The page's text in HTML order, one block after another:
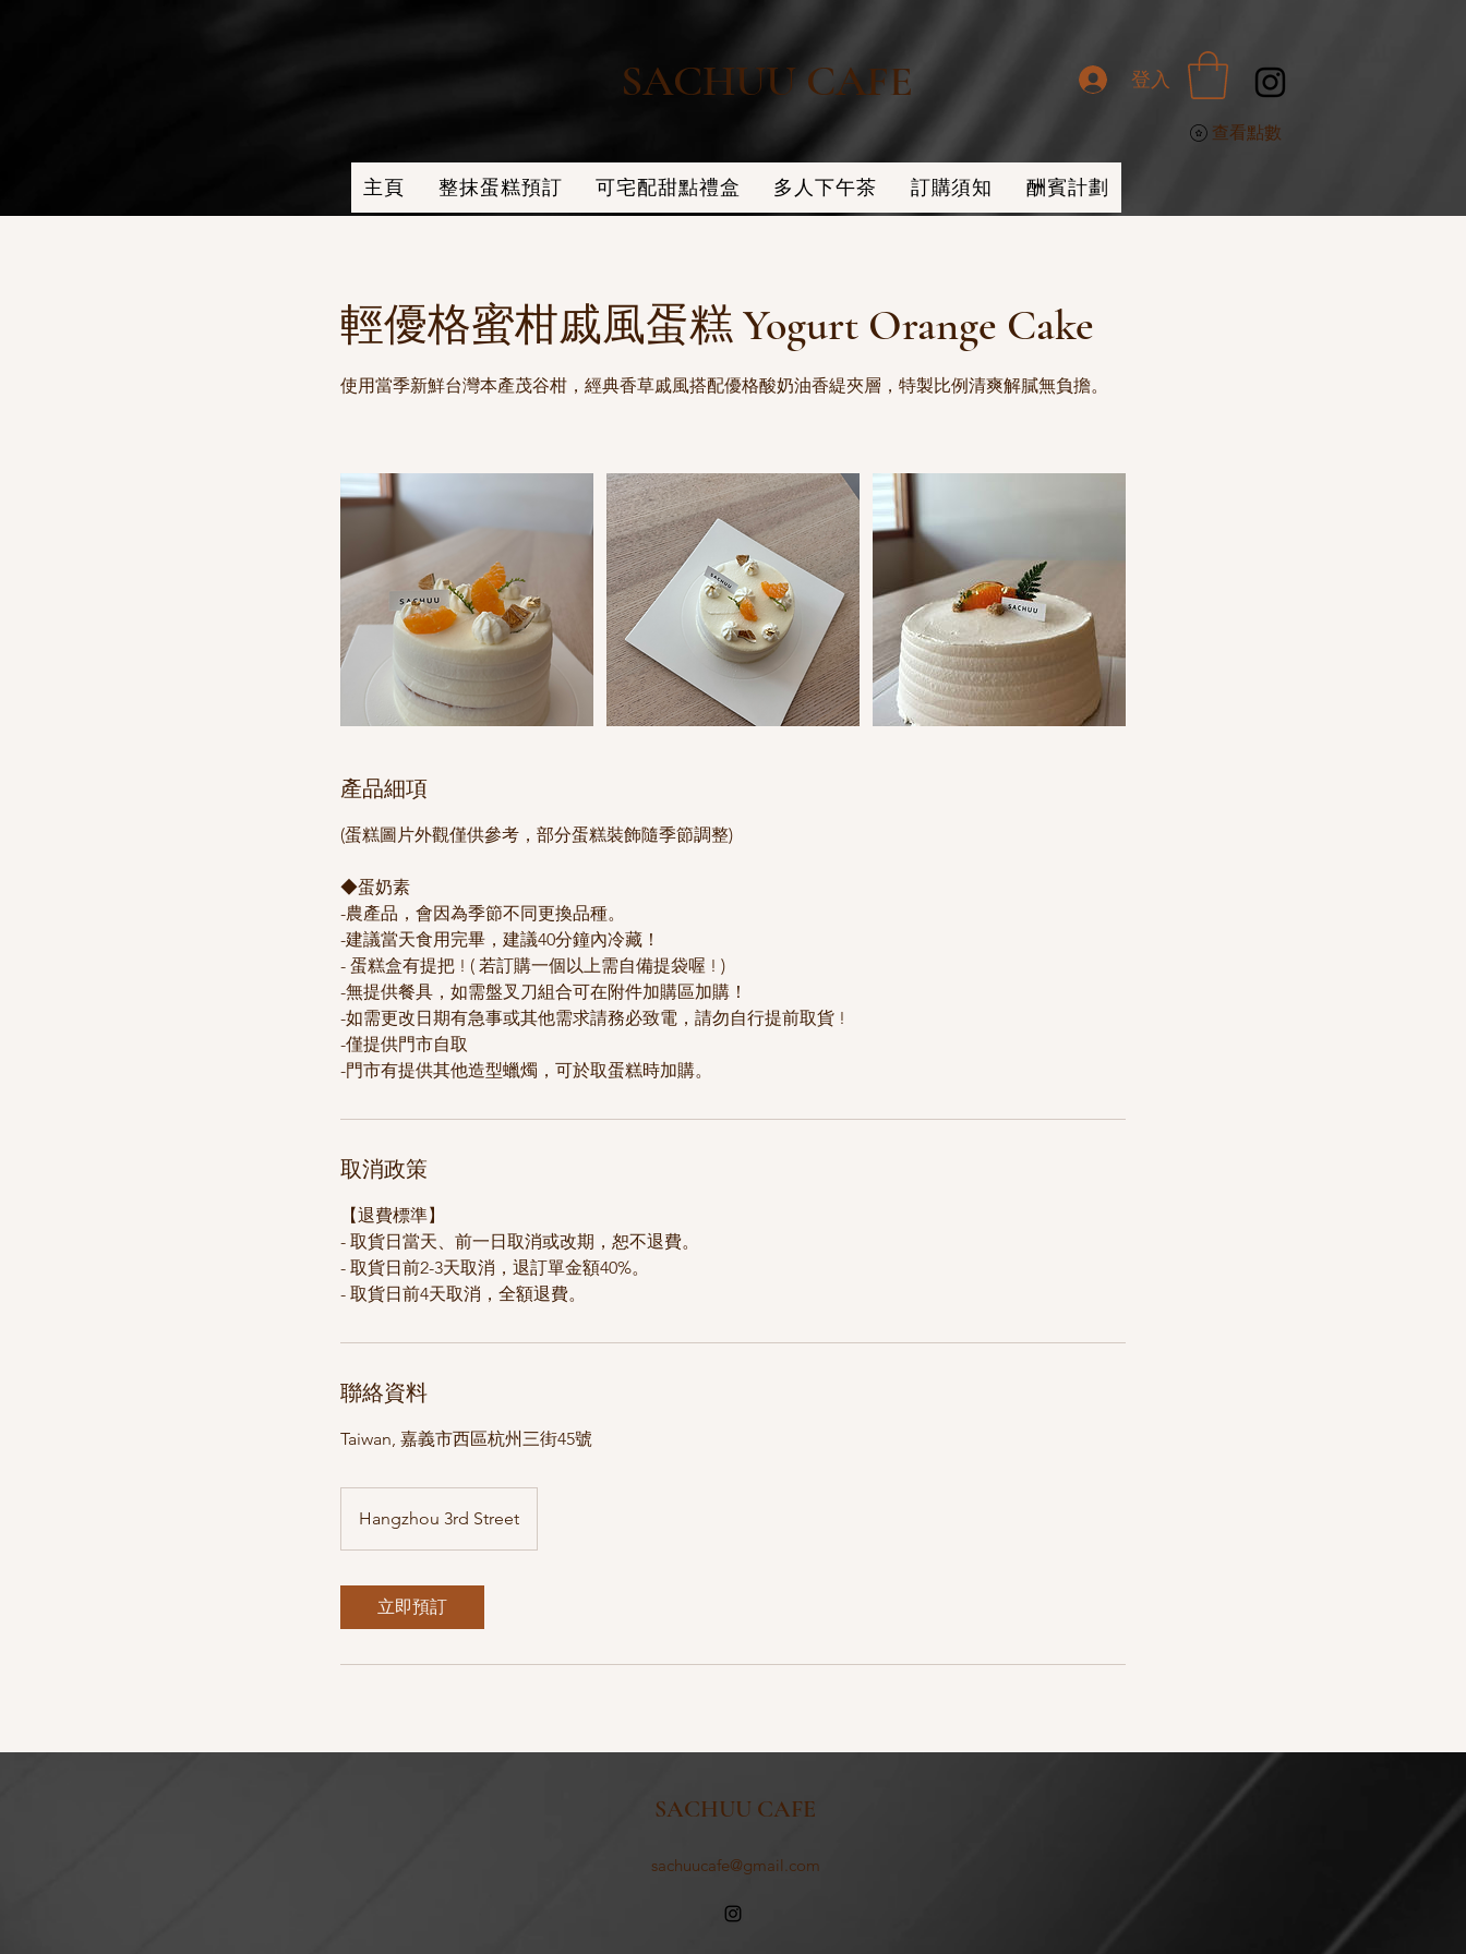
SACHUU CAFE
查看點數
登入
主頁 整抹蛋糕預訂 可宅配甜點禮盒 多人下午茶 訂購須知 酬賓計劃
輕優格蜜柑戚風蛋糕 Yogurt Orange Cake
使用當季新鮮台灣本產茂谷柑，經典香草戚風搭配優格酸奶油香緹夾層，特製比例清爽解膩無負擔。
產品細項
(蛋糕圖片外觀僅供參考，部分蛋糕裝飾隨季節調整)
◆蛋奶素
-農產品，會因為季節不同更換品種。
-建議當天食用完畢，建議40分鐘內冷藏！
- 蛋糕盒有提把 ! ( 若訂購一個以上需自備提袋喔 ! )
-無提供餐具，如需盤叉刀組合可在附件加購區加購！
-如需更改日期有急事或其他需求請務必致電，請勿自行提前取貨 !
-僅提供門市自取
取消政策
【退費標準】
- 取貨日當天、前一日取消或改期，恕不退費。
- 取貨日前2-3天取消，退訂單金額40%。
- 取貨日前4天取消，全額退費。
聯絡資料
Taiwan, 嘉義市西區杭州三街45號
Hangzhou 3rd Street
立即預訂
SACHUU CAFE
sachuucafe@gmail.com